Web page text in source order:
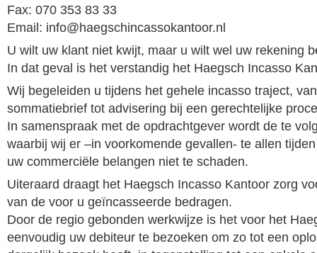
Fax: 070 353 83 33
Email: info@haegschincassokantoor.nl
U wilt uw klant niet kwijt, maar u wilt wel uw rekening
In dat geval is het verstandig het Haegsch Incasso
Wij begeleiden u tijdens het gehele incasso traject,
sommatiebrief tot advisering bij een gerechtelijke
In samenspraak met de opdrachtgever wordt de te
waarbij wij er –in voorkomende gevallen- te allen
uw commerciële belangen niet te schaden.
Uiteraard draagt het Haegsch Incasso Kantoor zorg
van de voor u geïncasseerde bedragen.
Door de regio gebonden werkwijze is het voor het
eenvoudig uw debiteur te bezoeken om zo tot een